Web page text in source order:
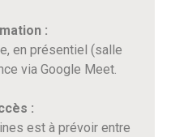
:
en présentiel (salle
via Google Meet.
:
est à prévoir entre